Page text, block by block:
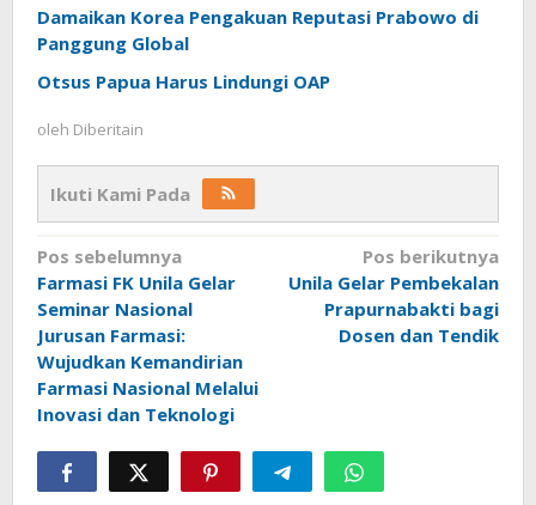
Damaikan Korea Pengakuan Reputasi Prabowo di
Panggung Global
Otsus Papua Harus Lindungi OAP
oleh Diberitain
Ikuti Kami Pada
Navigasi
pos
Pos sebelumnya
Farmasi FK Unila Gelar
Seminar Nasional
Jurusan Farmasi:
Wujudkan Kemandirian
Farmasi Nasional Melalui
Inovasi dan Teknologi
Pos berikutnya
Unila Gelar Pembekalan
Prapurnabakti bagi
Dosen dan Tendik